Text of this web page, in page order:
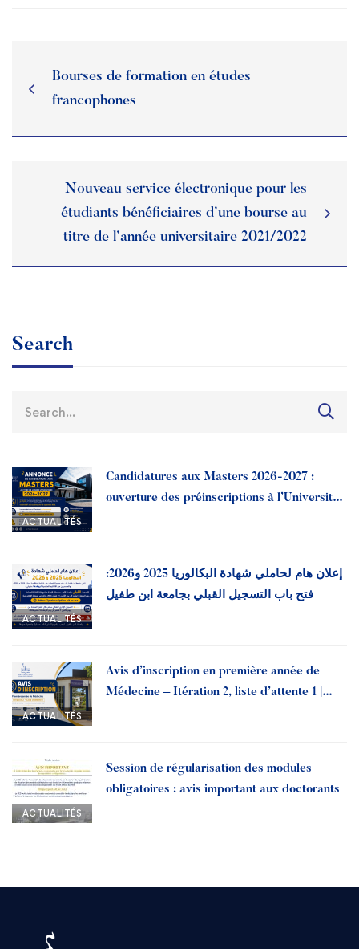
Search
ACTUALITÉS
Candidatures aux Masters 2026-2027 :
ouverture des préinscriptions à l’Université
ACTUALITÉS
إعلان هام لحاملي شهادة البكالوريا 2025 و2026:
فتح باب التسجيل القبلي بجامعة ابن طفيل
ACTUALITÉS
Avis d’inscription en première année de
Médecine – Itération 2, liste d’attente 1 |
ACTUALITÉS
Session de régularisation des modules
obligatoires : avis important aux doctorants
Bourses de formation en études
francophones
Nouveau service électronique pour les
étudiants bénéficiaires d’une bourse au
titre de l’année universitaire 2021/2022